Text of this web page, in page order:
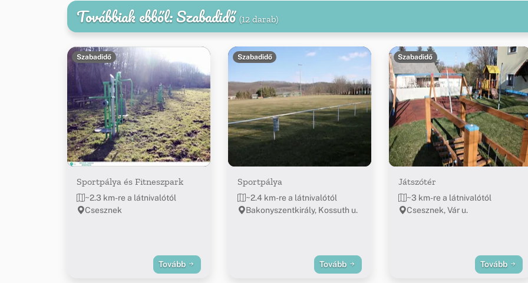
Továbbiak ebből: Szabadidő (12 darab)
Szabadidő
Sportpálya és Fitneszpark
~2.3 km-re a látnivalótól
Csesznek
Tovább
Szabadidő
Sportpálya
~2.4 km-re a látnivalótól
Bakonyszentkirály, Kossuth u.
Tovább
Szabadidő
Játszótér
~3 km-re a látnivalótól
Csesznek, Vár u.
Tovább